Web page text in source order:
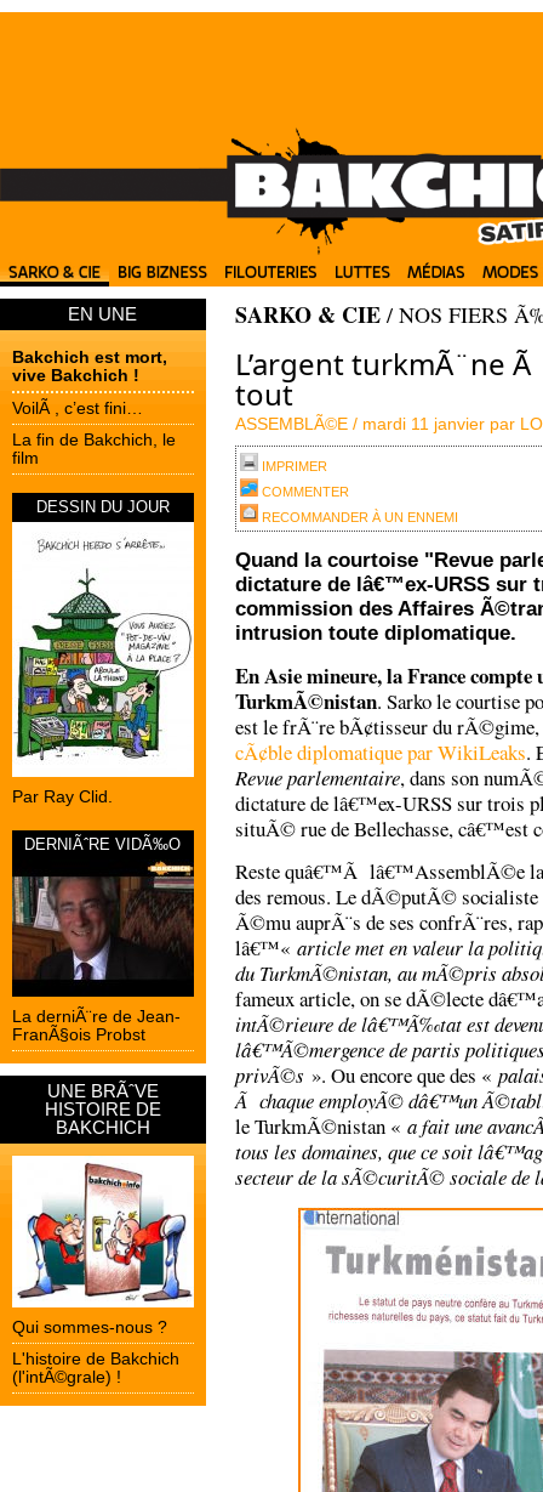
EN UNE
Bakchich est mort,
vive Bakchich !
VoilÃ , c’est fini…
La fin de Bakchich, le
film
DESSIN DU JOUR
Par Ray Clid.
DERNIÃˆRE VIDÃ‰O
La derniÃ¨re de Jean-
FranÃ§ois Probst
UNE BRÃˆVE
HISTOIRE DE
BAKCHICH
Qui sommes-nous ?
L'histoire de Bakchich
(l'intÃ©grale) !
SARKO & CIE / NOS FIERS
L’argent turkmÃ¨ne Ã
tout
ASSEMBLÃ©E / mardi 11 janvier par
IMPRIMER
COMMENTER
RECOMMANDER À UN ENNEMI
Quand la courtoise "Revue
dictature de lâ€™ex-URSS sur
commission des Affaires
intrusion toute diplomatique.
En Asie mineure, la France
TurkmÃ©nistan. Sarko le courtise
est le frÃ¨re bÃ¢tisseur du
cÃ¢ble diplomatique par WikiLeaks.
Revue parlementaire, dans son
dictature de lâ€™ex-URSS sur trois
situÃ© rue de Bellechasse, câ€™est
Reste quâ€™Ã lâ€™AssemblÃ©e la
des remous. Le dÃ©putÃ© socialiste
Ã©mu auprÃ¨s de ses confrÃ¨res,
lâ€™« article met en valeur la
du TurkmÃ©nistan, au mÃ©pris
fameux article, on se dÃ©lecte
intÃ©rieure de lâ€™Ã‰tat est
lâ€™Ã©mergence de partis
privÃ©s ». Ou encore que des «
Ã chaque employÃ© dâ€™un
le TurkmÃ©nistan « a fait une
tous les domaines, que ce soit
secteur de la sÃ©curitÃ© sociale de